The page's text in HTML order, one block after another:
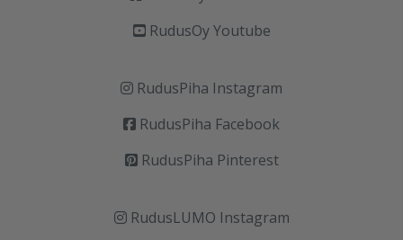
RudusOy Youtube
RudusPiha Instagram
RudusPiha Facebook
RudusPiha Pinterest
RudusLUMO Instagram